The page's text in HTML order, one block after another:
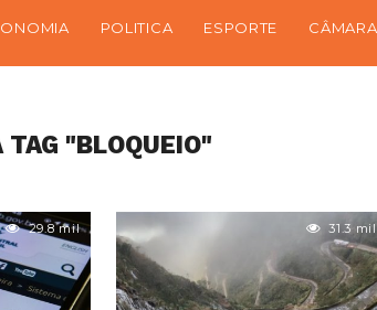
POLITICA ESPORTE
"BLOQUEIO"
29.8 mil 31.3 mil